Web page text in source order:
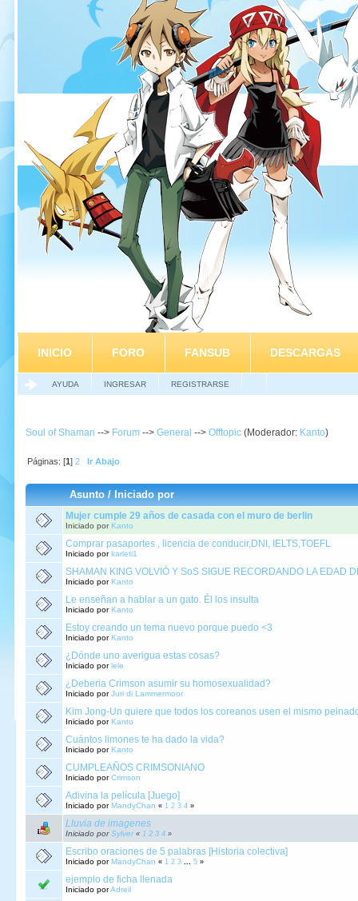
INICIO FORO FANSUB DESCARGAS
AYUDA INGRESAR REGISTRARSE
Soul of Shaman --> Forum --> General --> Offtopic (Moderador: Kanto)
Páginas: [1]2 Ir Abajo
Asunto/Iniciado por
Mujer cumple 29 años de casada con el muro de berlin
Iniciado por Kanto
Comprar pasaportes , licencia de conducir,DNI, IELTS,TOEFL
Iniciado porkarleti1
SHAMAN KING VOLVIÓ Y SoS SIGUE RECORDANDO LA EDAD
Iniciado porKanto
Le enseñan a hablar a un gato. Él los insulta
Iniciado porKanto
Estoy creando un tema nuevo porque puedo <3
Iniciado porKanto
¿Dónde uno averigua estas cosas?
Iniciado porlele
¿Deberia Crimson asumir su homosexualidad?
Iniciado porJuri di Lammermoor
Kim Jong-Un quiere que todos los coreanos usen el mismo
Iniciado porKanto
Cuántos limones te ha dado la vida?
Iniciado porKanto
CUMPLEAÑOS CRIMSONIANO
Iniciado porCrimson
Adivina la película [Juego]
Iniciado porMandyChan « 1 2 3 4 »
Lluvia de imagenes
Iniciado porSylver « 1 2 3 4 »
Escribo oraciones de 5 palabras [Historia colectiva]
Iniciado porMandyChan « 1 2 3 ... 5 »
ejemplo de ficha llenada
Iniciado porAdreil